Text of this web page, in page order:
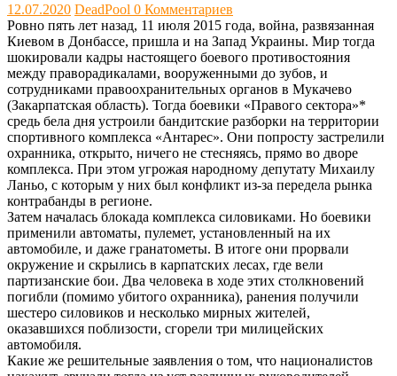
12.07.2020 DeadPool 0 Комментариев
Ровно пять лет назад, 11 июля 2015 года, война, развязанная
Киевом в Донбассе, пришла и на Запад Украины. Мир тогда
шокировали кадры настоящего боевого противостояния
между праворадикалами, вооруженными до зубов, и
сотрудниками правоохранительных органов в Мукачево
(Закарпатская область). Тогда боевики «Правого сектора»*
средь бела дня устроили бандитские разборки на территории
спортивного комплекса «Антарес». Они попросту застрелили
охранника, открыто, ничего не стесняясь, прямо во дворе
комплекса. При этом угрожая народному депутату Михаилу
Ланьо, с которым у них был конфликт из-за передела рынка
контрабанды в регионе.
Затем началась блокада комплекса силовиками. Но боевики
применили автоматы, пулемет, установленный на их
автомобиле, и даже гранатометы. В итоге они прорвали
окружение и скрылись в карпатских лесах, где вели
партизанские бои. Два человека в ходе этих столкновений
погибли (помимо убитого охранника), ранения получили
шестеро силовиков и несколько мирных жителей,
оказавшихся поблизости, сгорели три милицейских
автомобиля.
Какие же решительные заявления о том, что националистов